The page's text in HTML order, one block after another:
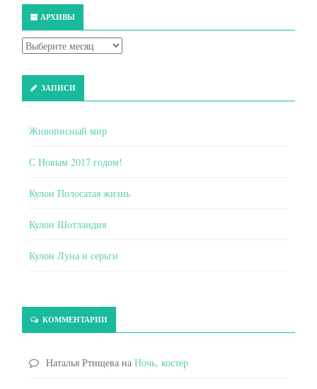
АРХИВЫ
ЗАПИСИ
Живописный мир
С Новым 2017 годом!
Кулон Полосатая жизнь
Кулон Шотландия
Кулон Луна и серьги
КОММЕНТАРИИ
Наталья Ртищева на Ночь, костер